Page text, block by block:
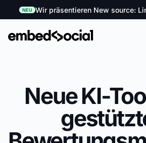
NEU Wir präsentieren New source:
Neue KI-